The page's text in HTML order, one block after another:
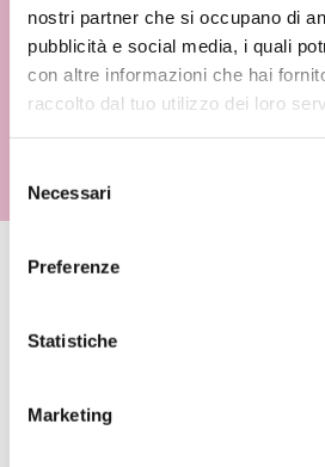
nostri partner che si occupano di
pubblicità e social media, i quali
con altre informazioni che hai
raccolto dal tuo utilizzo dei loro
del
consenso
Necessari
Preferenze
Statistiche
Marketing